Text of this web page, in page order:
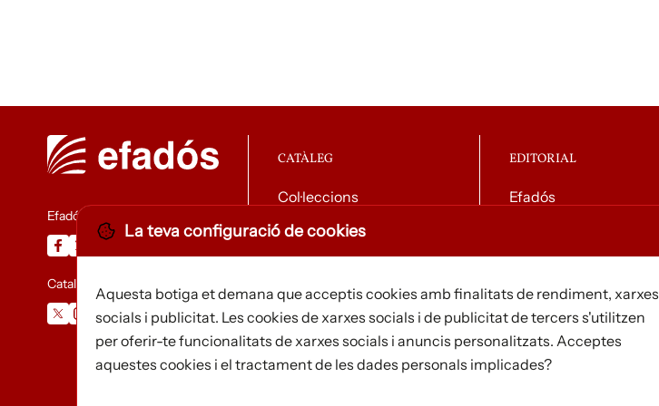
Efadós
Catalunya Desapareguda
CATÀLEG
Col·leccions
Descarregar catàleg general
EDITORIAL
Efadós
Notícies
La teva configuració de cookies
Aquesta botiga et demana que acceptis cookies amb finalitats de rendiment, xarxes
socials i publicitat. Les cookies de xarxes socials i de publicitat de tercers s'utilitzen
per oferir-te funcionalitats de xarxes socials i anuncis personalitzats. Acceptes
aquestes cookies i el tractament de les dades personals implicades?